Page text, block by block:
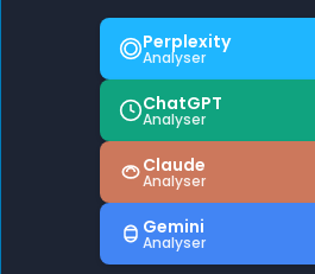
Perplexity
Analyser
ChatGPT
Analyser
Claude
Analyser
Gemini
Analyser